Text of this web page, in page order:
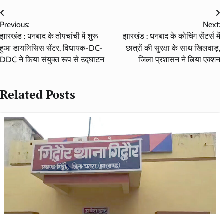
Post
navigation
Previous:
झारखंड : धनबाद के तोपचांची में शुरू
हुआ डायलिसिस सेंटर, विधायक-DC-
DDC ने किया संयुक्त रूप से उद्घाटन
Next:
झारखंड : धनबाद के कोचिंग सेंटर्स में
छात्रों की सुरक्षा के साथ खिलवाड़,
जिला प्रशासन ने लिया एक्शन
Related Posts